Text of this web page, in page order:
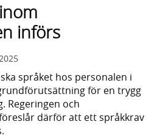
införs
språket hos personalen i
för en trygg
Regeringen och
därför att ett språkkrav